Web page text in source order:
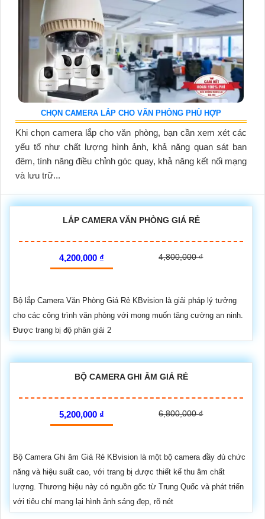
CHỌN CAMERA LẮP CHO VĂN PHÒNG PHÙ HỢP
Khi chọn camera lắp cho văn phòng, bạn cần xem xét các
yếu tố như chất lượng hình ảnh, khả năng quan sát ban
đêm, tính năng điều chỉnh góc quay, khả năng kết nối mạng
và lưu trữ...
LẮP CAMERA VĂN PHÒNG GIÁ RẺ
4,200,000 ₫ 4,800,000 ₫
Bộ lắp Camera Văn Phòng Giá Rẻ KBvision là giải pháp lý tưởng
cho các công trình văn phòng với mong muốn tăng cường an ninh.
Được trang bị độ phân giải 2
BỘ CAMERA GHI ÂM GIÁ RẺ
5,200,000 ₫ 6,800,000 ₫
Bộ Camera Ghi âm Giá Rẻ KBvision là một bộ camera đầy đủ chức
năng và hiệu suất cao, với trang bị được thiết kế thu âm chất
lượng. Thương hiệu này có nguồn gốc từ Trung Quốc và phát triển
với tiêu chí mang lại hình ảnh sáng đẹp, rõ nét